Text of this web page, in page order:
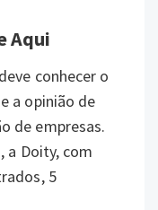
Aqui
conhecer o
a opinião de
de empresas.
a Doity, com
5